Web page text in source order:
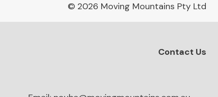
© 2026 Moving Mountains Pty Ltd
Contact Us